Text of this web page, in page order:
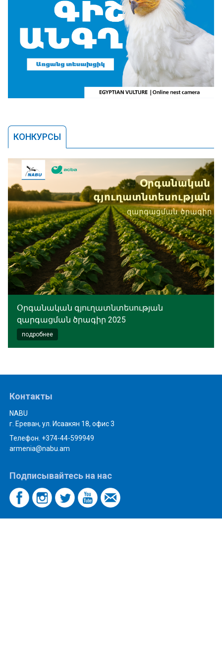
КОНКУРСЫ
Օրգանական գյուղատնտեսության
զարգացման ծրագիր 2025
подробнее
Контакты
NABU
г. Ереван, ул. Исаакян 18, офис 3
Телефон. +374-44-599949
armenia@nabu.am
Подписывайтесь на нас